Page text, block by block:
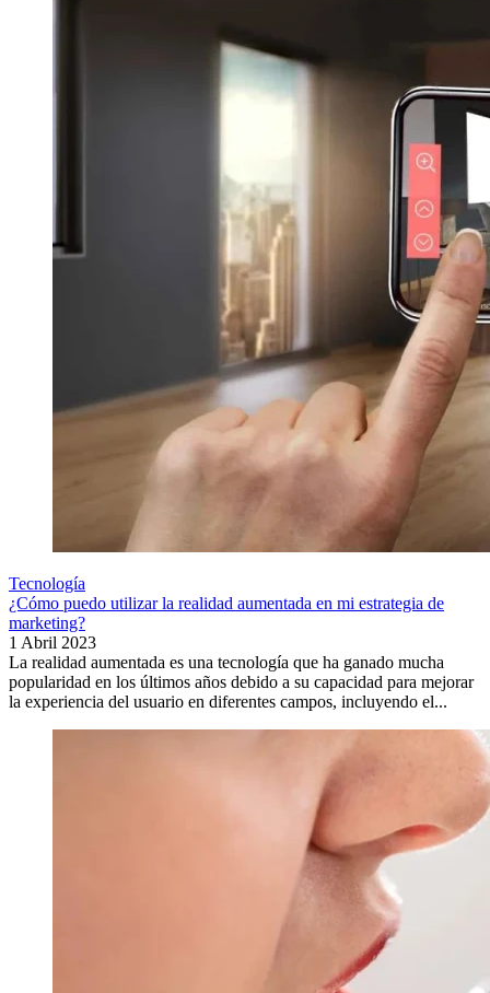
Tecnología
¿Cómo puedo utilizar la realidad aumentada en mi estrategia de
marketing?
1 Abril 2023
La realidad aumentada es una tecnología que ha ganado mucha
popularidad en los últimos años debido a su capacidad para mejorar
la experiencia del usuario en diferentes campos, incluyendo el...